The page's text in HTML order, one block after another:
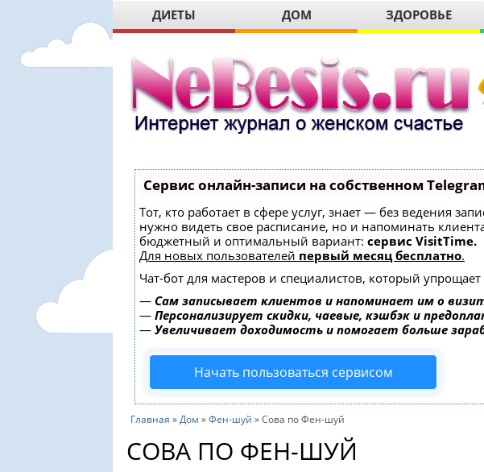
ДИЕТЫ ДОМ ЗДОРОВЬЕ
Сервис онлайн-записи на собственном
Тот, кто работает в сфере услуг, знает — без ведения
нужно видеть свое расписание, но и напоминать
бюджетный и оптимальный вариант: сервис VisitTime.
Для новых пользователей первый месяц бесплатно.
Чат-бот для мастеров и специалистов, который
— Сам записывает клиентов и напоминает им о
— Персонализирует скидки, чаевые, кэшбэк и
— Увеличивает доходимость и помогает больше
Начать пользоваться сервисом
Главная »Дом »Фен-шуй »Сова по Фен-шуй
СОВА ПО ФЕН-ШУЙ